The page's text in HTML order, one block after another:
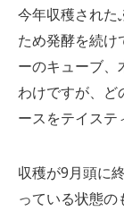
今年収穫された
ため発酵を続け
ーのキューブ、
わけですが、ど
ースをテイステ
収穫が9月頭に
っている状態